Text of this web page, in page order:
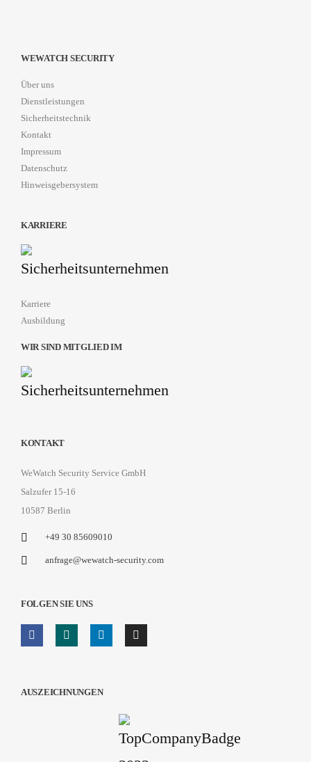
WEWATCH SECURITY
Über uns
Dienstleistungen
Sicherheitstechnik
Kontakt
Impressum
Datenschutz
Hinweisgebersystem
KARRIERE
Karriere
Ausbildung
WIR SIND MITGLIED IM
KONTAKT
WeWatch Security Service GmbH
Salzufer 15-16
10587 Berlin
+49 30 85609010
anfrage@wewatch-security.com
FOLGEN SIE UNS
AUSZEICHNUNGEN